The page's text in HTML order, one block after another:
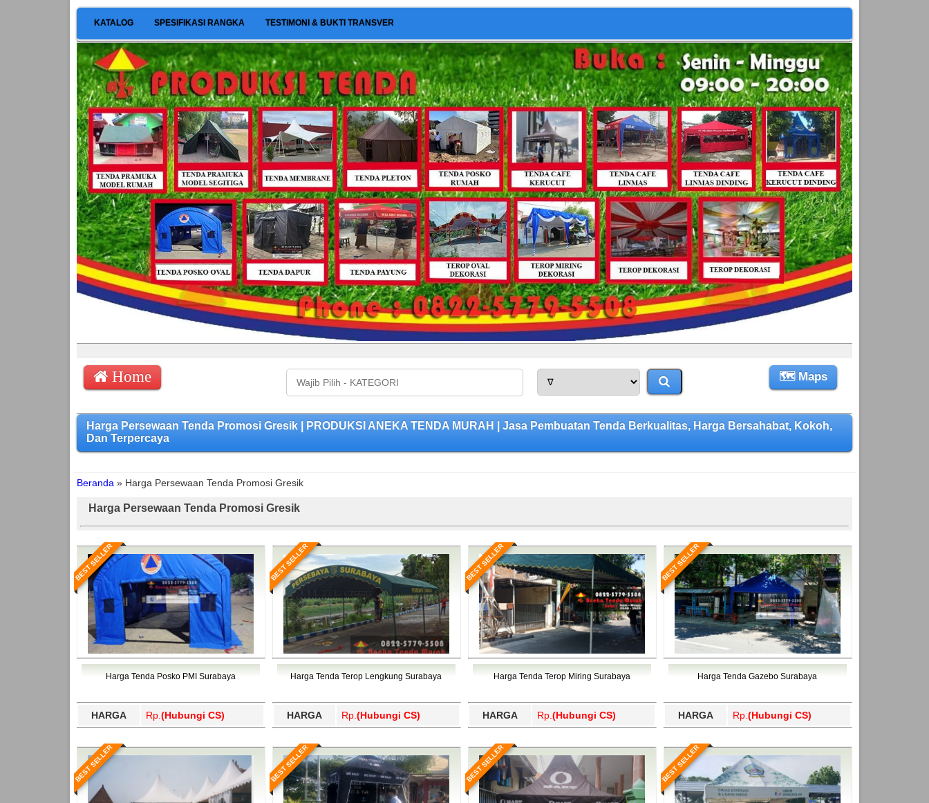
KATALOG SPESIFIKASI RANGKA TESTIMONI & BUKTI TRANSVER
Home 🗺 Maps
Harga Persewaan Tenda Promosi Gresik | PRODUKSI ANEKA TENDA MURAH | Jasa Pembuatan Tenda Berkualitas, Harga Bersahabat, Kokoh,
Dan Terpercaya
Beranda » Harga Persewaan Tenda Promosi Gresik
Harga Persewaan Tenda Promosi Gresik
BEST SELLER
Harga Tenda Posko PMI Surabaya
HARGA Rp. (Hubungi CS)
BEST SELLER
Harga Tenda Terop Lengkung Surabaya
HARGA Rp. (Hubungi CS)
BEST SELLER
Harga Tenda Terop Miring Surabaya
HARGA Rp. (Hubungi CS)
BEST SELLER
Harga Tenda Gazebo Surabaya
HARGA Rp. (Hubungi CS)
BEST SELLER BEST SELLER BEST SELLER BEST SELLER